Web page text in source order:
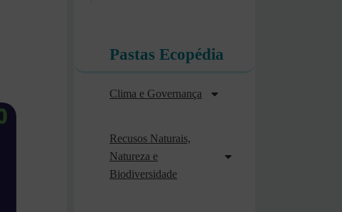
Pastas Ecopédia
Clima e Governança
Recusos Naturais,
Natureza e
Biodiversidade